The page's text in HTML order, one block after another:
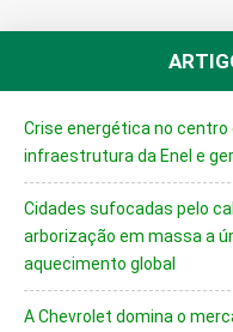
Crise energética no centro
infraestrutura da Enel e
Cidades sufocadas pelo
arborização em massa a
aquecimento global
A Chevrolet domina o